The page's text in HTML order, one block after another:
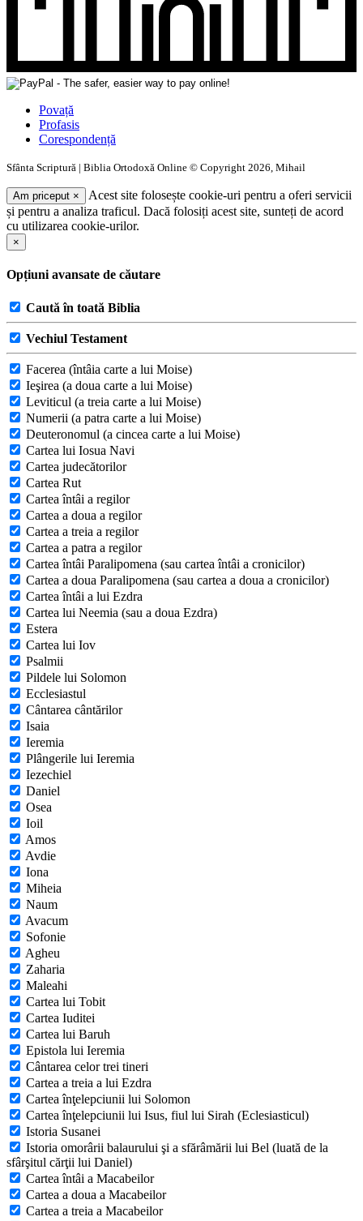
Povață
Profasis
Corespondență
Sfânta Scriptură | Biblia Ortodoxă Online © Copyright 2026, Mihail
Am priceput ×
Acest site folosește cookie-uri pentru a oferi servicii
și pentru a analiza traficul. Dacă folosiți acest site, sunteți de acord
cu utilizarea cookie-urilor.
×
Opțiuni avansate de căutare
Caută în toată Biblia
Vechiul Testament
Facerea (întâia carte a lui Moise)
Ieşirea (a doua carte a lui Moise)
Leviticul (a treia carte a lui Moise)
Numerii (a patra carte a lui Moise)
Deuteronomul (a cincea carte a lui Moise)
Cartea lui Iosua Navi
Cartea judecătorilor
Cartea Rut
Cartea întâi a regilor
Cartea a doua a regilor
Cartea a treia a regilor
Cartea a patra a regilor
Cartea întâi Paralipomena (sau cartea întâi a cronicilor)
Cartea a doua Paralipomena (sau cartea a doua a cronicilor)
Cartea întâi a lui Ezdra
Cartea lui Neemia (sau a doua Ezdra)
Estera
Cartea lui Iov
Psalmii
Pildele lui Solomon
Ecclesiastul
Cântarea cântărilor
Isaia
Ieremia
Plângerile lui Ieremia
Iezechiel
Daniel
Osea
Ioil
Amos
Avdie
Iona
Miheia
Naum
Avacum
Sofonie
Agheu
Zaharia
Maleahi
Cartea lui Tobit
Cartea Iuditei
Cartea lui Baruh
Epistola lui Ieremia
Cântarea celor trei tineri
Cartea a treia a lui Ezdra
Cartea înţelepciunii lui Solomon
Cartea înţelepciunii lui Isus, fiul lui Sirah (Eclesiasticul)
Istoria Susanei
Istoria omorârii balaurului şi a sfărâmării lui Bel (luată de la
sfârşitul cărţii lui Daniel)
Cartea întâi a Macabeilor
Cartea a doua a Macabeilor
Cartea a treia a Macabeilor